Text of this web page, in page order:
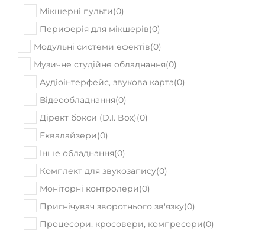
Мікшерні пульти(0)
Периферія для мікшерів(0)
Модульні системи ефектів(0)
Музичне студійне обладнання(0)
Аудіоінтерфейс, звукова карта(0)
Відеообладнання(0)
Дірект бокси (D.I. Box)(0)
Еквалайзери(0)
Інше обладнання(0)
Комплект для звукозапису(0)
Моніторні контролери(0)
Пригнічувач зворотнього зв'язку(0)
Процесори, кросовери, компресори(0)